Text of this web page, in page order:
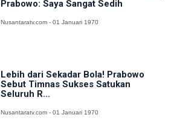
Prabowo: Saya Sangat Sedih
Nusantaratv.com - 01 Januari 1970
Lebih dari Sekadar Bola! Prabowo
Sebut Timnas Sukses Satukan
Seluruh R...
Nusantaratv.com - 01 Januari 1970